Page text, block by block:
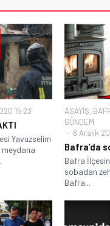
15:23
Yavuzselim
ASAYİŞ,
GÜNDEM
6 Aralık
Bafra’da
Bafra
sobadan
Bafra...